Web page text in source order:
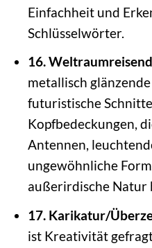
Einfachheit und
Schlüsselwörter.
16.
metallisch
futuristische
Kopfbedeckungen,
Antennen,
ungewöhnliche
außerirdische Natur
17. Karikatur/
ist Kreativität